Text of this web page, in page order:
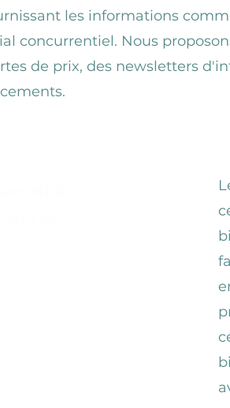
les informations
concurrentiel. Nous
de prix, des newsletters